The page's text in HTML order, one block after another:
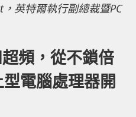
，英特爾執行副總裁暨PC
頻，從不鎖倍
電腦處理器開